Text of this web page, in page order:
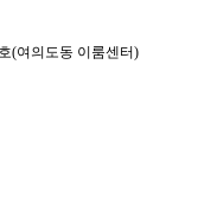
(여의도동 이룸센터)